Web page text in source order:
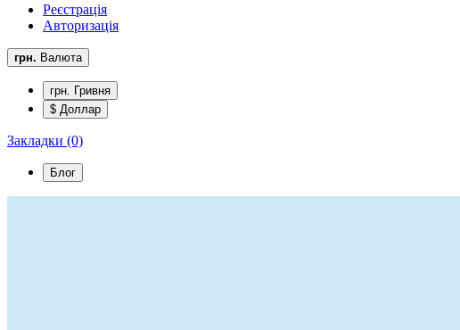
Реєстрація
Авторизація
грн. Валюта
грн. Гривня
$ Доллар
Закладки (0)
Блог